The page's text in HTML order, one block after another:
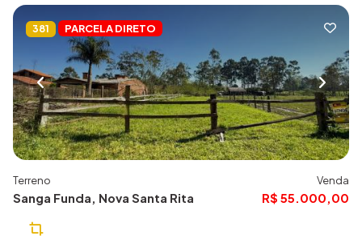
381 PARCELA DIRETO
Terreno
Sanga Funda, Nova Santa Rita
Venda
R$ 55.000,00